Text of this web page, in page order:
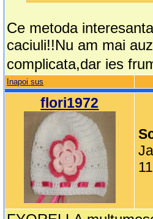
Ce metoda
caciuli!!Nu am mai
complicata,dar ies
Inapoi sus
flori1972